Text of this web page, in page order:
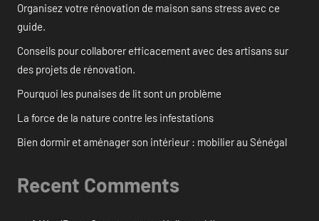
Organisez votre rénovation de maison sans stress avec ce
guide.
Conseils pour collaborer efficacement avec des artisans sur
des projets de rénovation.
Pourquoi les punaises de lit sont un problème
La force de la nature contre les infestations
Bien dormir et aménager son intérieur : mobilier au Sénégal
Recent Comments